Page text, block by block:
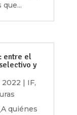
entre el
y
2022 | IF,
quiénes